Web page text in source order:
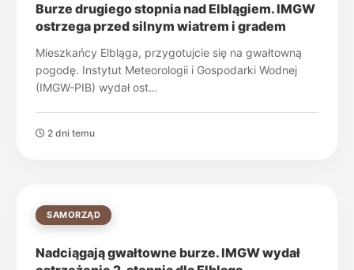
Burze drugiego stopnia nad Elblągiem. IMGW
ostrzega przed silnym wiatrem i gradem
Mieszkańcy Elbląga, przygotujcie się na gwałtowną
pogodę. Instytut Meteorologii i Gospodarki Wodnej
(IMGW-PIB) wydał ost…
2 dni temu
SAMORZĄD
Nadciągają gwałtowne burze. IMGW wydał